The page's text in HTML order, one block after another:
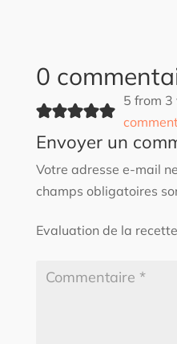
0
5 from 3
Envoyer un
Votre adresse e-mail
champs obligatoires
Evaluation de la recette